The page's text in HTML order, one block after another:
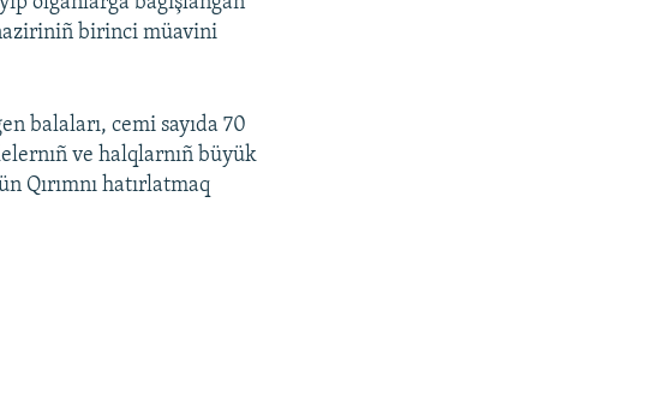
birinci müavini
balaları, cemi sayıda 70
ve halqlarnıñ büyük
Qırımnı hatırlatmaq